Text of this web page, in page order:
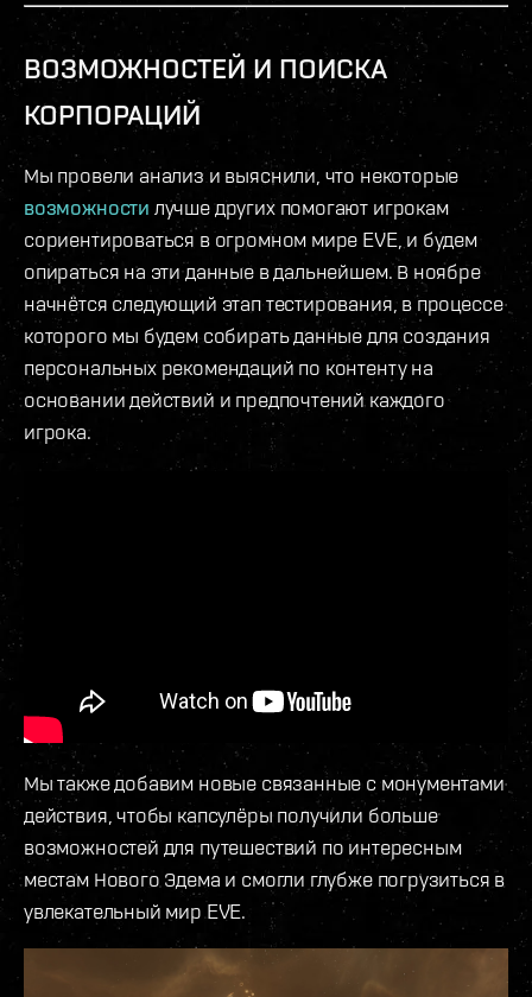
ВОЗМОЖНОСТЕЙ И ПОИСКА
КОРПОРАЦИЙ
Мы провели анализ и выяснили, что некоторые
возможности лучше других помогают игрокам
сориентироваться в огромном мире EVE, и будем
опираться на эти данные в дальнейшем. В ноябре
начнётся следующий этап тестирования, в процессе
которого мы будем собирать данные для создания
персональных рекомендаций по контенту на
основании действий и предпочтений каждого
игрока.
Мы также добавим новые связанные с монументами
действия, чтобы капсулёры получили больше
возможностей для путешествий по интересным
местам Нового Эдема и смогли глубже погрузиться в
увлекательный мир EVE.